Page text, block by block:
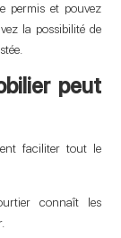
permis et pouvez
la possibilité de
peut
faciliter tout le
connaît les